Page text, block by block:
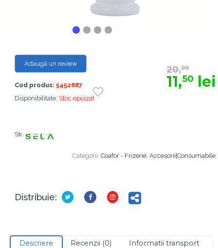
Categorii: Coafor - Frizerie, Accesorii|Consumabile
Adaugă un review
Cod produs:5452887
Disponibilitate: Stoc epuizat
20,00
11,50 lei
Stoc epuizat
Distribuie:
Descriere Recenzii (0) Informatii transport